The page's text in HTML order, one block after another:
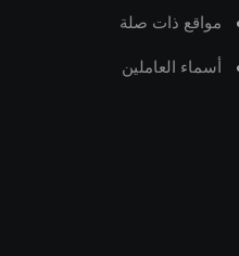
مواقع ذات صلة
أسماء العاملين